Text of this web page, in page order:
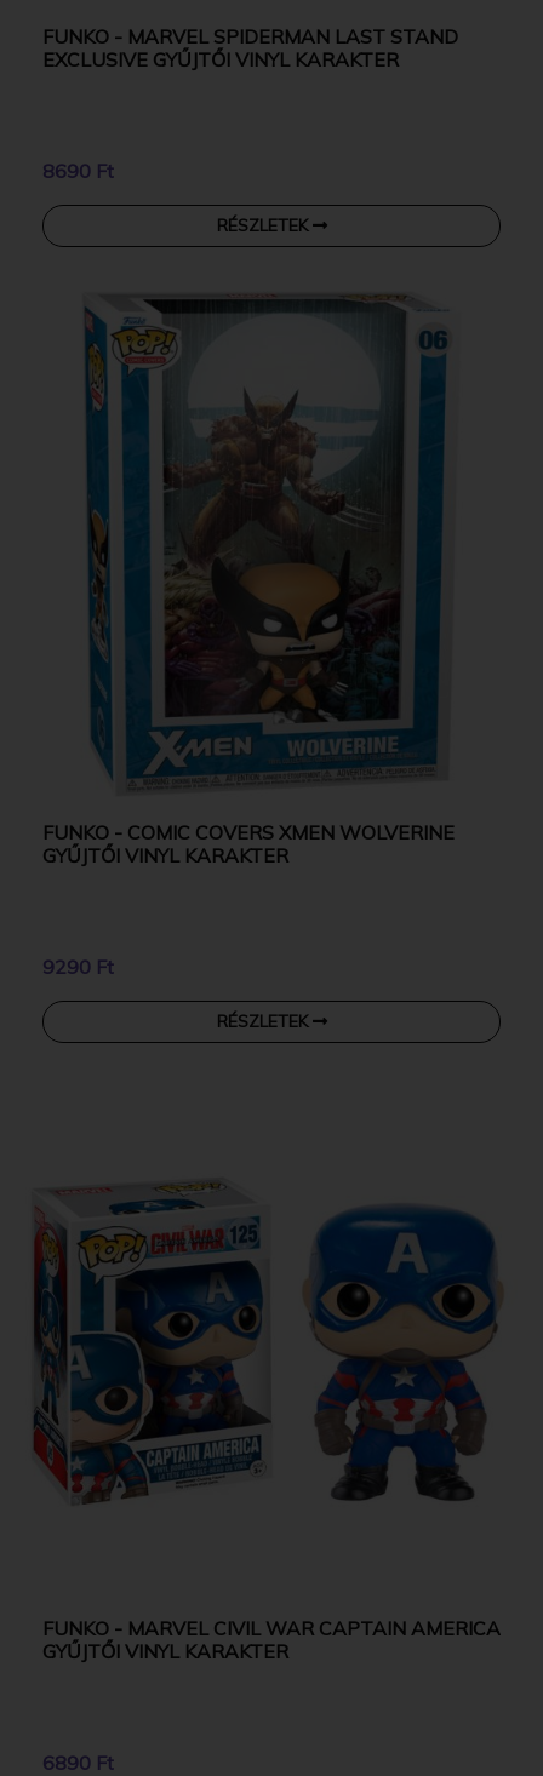
FUNKO - MARVEL SPIDERMAN LAST STAND
EXCLUSIVE GYŰJTŐI VINYL KARAKTER
8690 Ft
RÉSZLETEK
FUNKO - COMIC COVERS XMEN WOLVERINE
GYŰJTŐI VINYL KARAKTER
9290 Ft
RÉSZLETEK
FUNKO - MARVEL CIVIL WAR CAPTAIN AMERICA
GYŰJTŐI VINYL KARAKTER
6890 Ft